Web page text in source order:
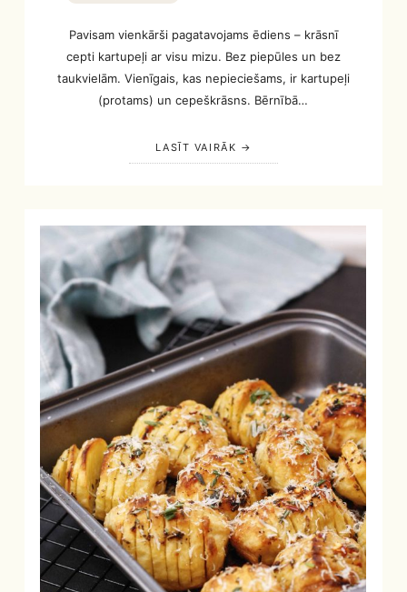
Pavisam vienkārši pagatavojams ēdiens – krāsnī
cepti kartupeļi ar visu mizu. Bez piepūles un bez
taukvielām. Vienīgais, kas nepieciešams, ir kartupeļi
(protams) un cepeškrāsns. Bērnībā…
LASĪT VAIRĀK